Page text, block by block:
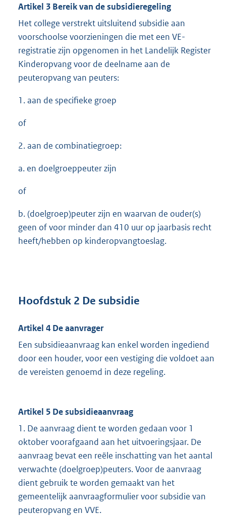
Artikel 3 Bereik van de subsidieregeling
Het college verstrekt uitsluitend subsidie aan
voorschoolse voorzieningen die met een VE-
registratie zijn opgenomen in het Landelijk Register
Kinderopvang voor de deelname aan de
peuteropvang van peuters:
1. aan de specifieke groep
of
2. aan de combinatiegroep:
a. en doelgroeppeuter zijn
of
b. (doelgroep)peuter zijn en waarvan de ouder(s)
geen of voor minder dan 410 uur op jaarbasis recht
heeft/hebben op kinderopvangtoeslag.
Hoofdstuk 2 De subsidie
Artikel 4 De aanvrager
Een subsidieaanvraag kan enkel worden ingediend
door een houder, voor een vestiging die voldoet aan
de vereisten genoemd in deze regeling.
Artikel 5 De subsidieaanvraag
1. De aanvraag dient te worden gedaan voor 1
oktober voorafgaand aan het uitvoeringsjaar. De
aanvraag bevat een reële inschatting van het aantal
verwachte (doelgroep)peuters. Voor de aanvraag
dient gebruik te worden gemaakt van het
gemeentelijk aanvraagformulier voor subsidie van
peuteropvang en VVE.